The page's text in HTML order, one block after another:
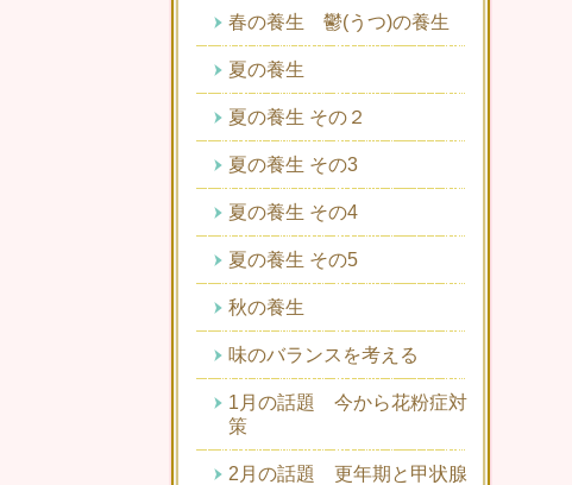
春の養生 鬱(うつ)の養生
夏の養生
夏の養生 その２
夏の養生 その3
夏の養生 その4
夏の養生 その5
秋の養生
味のバランスを考える
1月の話題 今から花粉症対
策
2月の話題 更年期と甲状腺